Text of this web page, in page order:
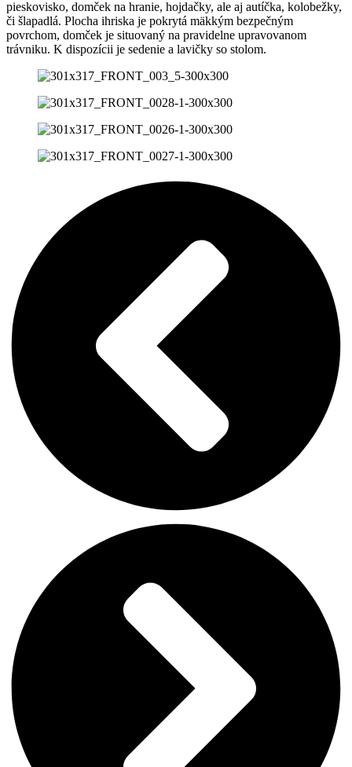
pieskovisko, domček na hranie, hojdačky, ale aj autíčka, kolobežky,
či šlapadlá. Plocha ihriska je pokrytá mäkkým bezpečným
povrchom, domček je situovaný na pravidelne upravovanom
trávniku. K dispozícii je sedenie a lavičky so stolom.